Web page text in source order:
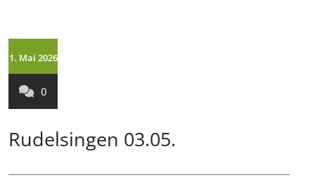
1. Mai 2026
0
Rudelsingen 03.05.